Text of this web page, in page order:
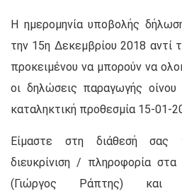
Η ημερομηνία υποβολής
την 15η Δεκεμβρίου 2018 αντί
προκειμένου να μπορούν να
οι δηλώσεις παραγωγής οίνου
καταληκτική προθεσμία 15-01-
Είμαστε στη διάθεσή σας
διευκρίνιση / πληροφορία
(Γιώργος Ράπτης) και